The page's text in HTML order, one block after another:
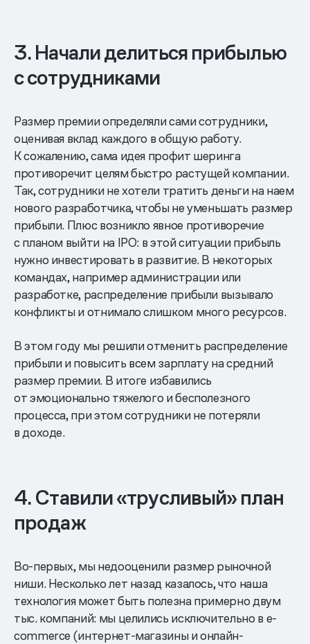
3. Начали делиться прибылью
с сотрудниками
Размер премии определяли сами сотрудники,
оценивая вклад каждого в общую работу.
К сожалению, сама идея профит шеринга
противоречит целям быстро растущей компании.
Так, сотрудники не хотели тратить деньги на наем
нового разработчика, чтобы не уменьшать размер
прибыли. Плюс возникло явное противоречие
с планом выйти на IPO: в этой ситуации прибыль
нужно инвестировать в развитие. В некоторых
командах, например администрации или
разработке, распределение прибыли вызывало
конфликты и отнимало слишком много ресурсов.
В этом году мы решили отменить распределение
прибыли и повысить всем зарплату на средний
размер премии. В итоге избавились
от эмоционально тяжелого и бесполезного
процесса, при этом сотрудники не потеряли
в доходе.
4. Ставили «трусливый» план
продаж
Во-первых, мы недооценили размер рыночной
ниши. Несколько лет назад казалось, что наша
технология может быть полезна примерно двум
тыс. компаний: мы целились исключительно в e-
commerce (интернет-магазины и онлайн-